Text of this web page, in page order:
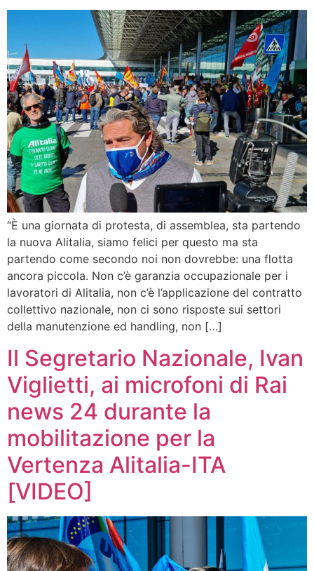
“È una giornata di protesta, di assemblea, sta partendo
la nuova Alitalia, siamo felici per questo ma sta
partendo come secondo noi non dovrebbe: una flotta
ancora piccola. Non c’è garanzia occupazionale per i
lavoratori di Alitalia, non c’è l’applicazione del contratto
collettivo nazionale, non ci sono risposte sui settori
della manutenzione ed handling, non […]
Il Segretario Nazionale, Ivan
Viglietti, ai microfoni di Rai
news 24 durante la
mobilitazione per la
Vertenza Alitalia-ITA
[VIDEO]